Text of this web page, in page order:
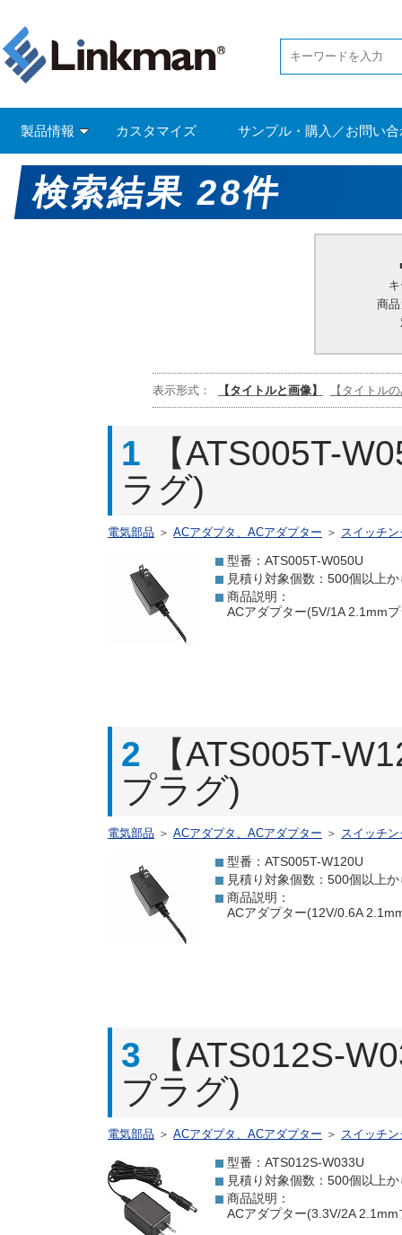
製品情報 カスタマイズ サンプル・購入／お問い
検索結果 28件
商
表示形式： 【タイトルと画像】 【タイトル
1
【ATS005T-
ラグ)
電気部品 ＞ ACアダプタ、ACアダプター ＞ スイッチ
型番：ATS005T-W050U
見積り対象個数：500個以上か
商品説明：
ACアダプター(5V/1A 2.1mm
2
【ATS005T-
プラグ)
電気部品 ＞ ACアダプタ、ACアダプター ＞ スイッチ
型番：ATS005T-W120U
見積り対象個数：500個以上か
商品説明：
ACアダプター(12V/0.6A
3
【ATS012S-
プラグ)
電気部品 ＞ ACアダプタ、ACアダプター ＞ スイッチ
型番：ATS012S-W033U
見積り対象個数：500個以上か
商品説明：
ACアダプター(3.3V/2A